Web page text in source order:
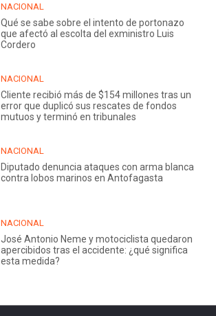
NACIONAL
Qué se sabe sobre el intento de portonazo
que afectó al escolta del exministro Luis
Cordero
NACIONAL
Cliente recibió más de $154 millones tras un
error que duplicó sus rescates de fondos
mutuos y terminó en tribunales
NACIONAL
Diputado denuncia ataques con arma blanca
contra lobos marinos en Antofagasta
NACIONAL
José Antonio Neme y motociclista quedaron
apercibidos tras el accidente: ¿qué significa
esta medida?